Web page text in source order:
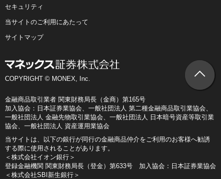
セキュリティ
当サイトのご利用にあたって
サイトマップ
COPYRIGHT © MONEX, Inc.
金融商品取引業者 関東財務局長（金商）第165号
加入協会：日本証券業協会、一般社団法人 第二種金融商品取引業協会、
一般社団法人 金融先物取引業協会、一般社団法人 日本暗号資産等取引業
協会、一般社団法人 資産運用業協会
当サイトは、以下の銀行が同行の金融商品仲介をご利用のお客様へ勧誘
する際に使用されることがあります。
＜株式会社イオン銀行＞
登録金融機関 関東財務局長（登金）第633号 加入協会：日本証券業協会
＜株式会社SBI新生銀行＞